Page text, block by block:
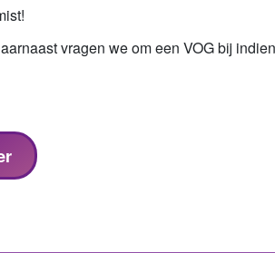
vragen we om een VOG bij